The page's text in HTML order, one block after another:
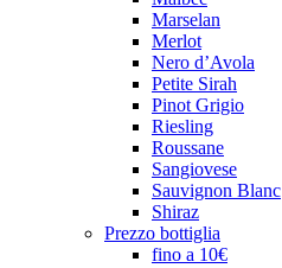
Marselan
Merlot
Nero d’Avola
Petite Sirah
Pinot Grigio
Riesling
Roussane
Sangiovese
Sauvignon Blanc
Shiraz
Prezzo bottiglia
fino a 10€